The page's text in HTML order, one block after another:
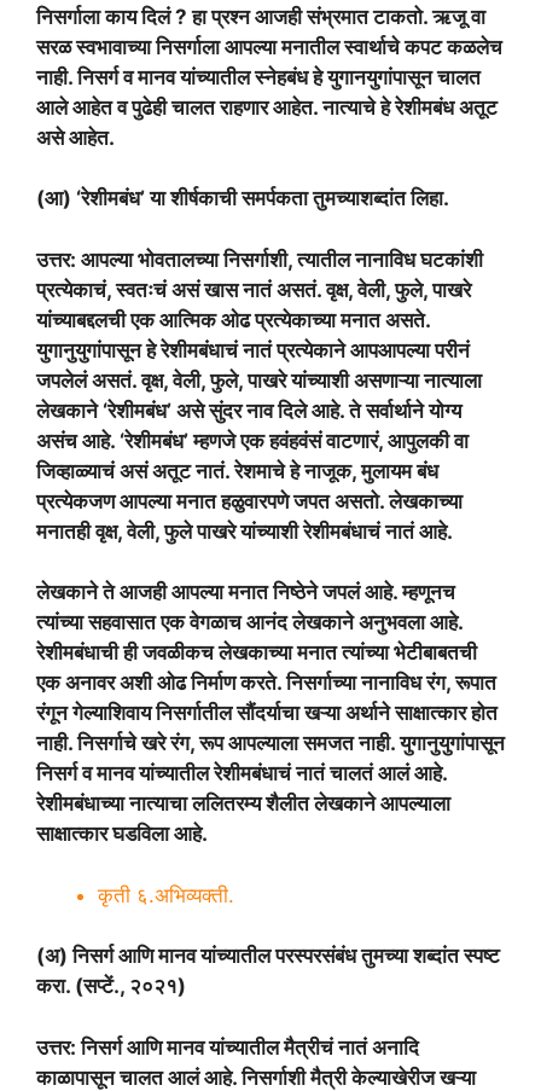
निसर्गाला काय दिलं ? हा प्रश्न आजही संभ्रमात टाकतो. ऋजू वा
सरळ स्वभावाच्या निसर्गाला आपल्या मनातील स्वार्थाचे कपट कळलेच
नाही. निसर्ग व मानव यांच्यातील स्नेहबंध हे युगानयुगांपासून चालत
आले आहेत व पुढेही चालत राहणार आहेत. नात्याचे हे रेशीमबंध अतूट
असे आहेत.
(आ) ‘रेशीमबंध’ या शीर्षकाची समर्पकता तुमच्याशब्दांत लिहा.
उत्तर: आपल्या भोवतालच्या निसर्गाशी, त्यातील नानाविध घटकांशी
प्रत्येकाचं, स्वतःचं असं खास नातं असतं. वृक्ष, वेली, फुले, पाखरे
यांच्याबद्दलची एक आत्मिक ओढ प्रत्येकाच्या मनात असते.
युगानुयुगांपासून हे रेशीमबंधाचं नातं प्रत्येकाने आपआपल्या परीनं
जपलेलं असतं. वृक्ष, वेली, फुले, पाखरे यांच्याशी असणाऱ्या नात्याला
लेखकाने ‘रेशीमबंध’ असे सुंदर नाव दिले आहे. ते सर्वार्थाने योग्य
असंच आहे. ‘रेशीमबंध’ म्हणजे एक हवंहवंसं वाटणारं, आपुलकी वा
जिव्हाळ्याचं असं अतूट नातं. रेशमाचे हे नाजूक, मुलायम बंध
प्रत्येकजण आपल्या मनात हळुवारपणे जपत असतो. लेखकाच्या
मनातही वृक्ष, वेली, फुले पाखरे यांच्याशी रेशीमबंधाचं नातं आहे.
लेखकाने ते आजही आपल्या मनात निष्ठेने जपलं आहे. म्हणूनच
त्यांच्या सहवासात एक वेगळाच आनंद लेखकाने अनुभवला आहे.
रेशीमबंधाची ही जवळीकच लेखकाच्या मनात त्यांच्या भेटीबाबतची
एक अनावर अशी ओढ निर्माण करते. निसर्गाच्या नानाविध रंग, रूपात
रंगून गेल्याशिवाय निसर्गातील सौंदर्याचा खऱ्या अर्थाने साक्षात्कार होत
नाही. निसर्गाचे खरे रंग, रूप आपल्याला समजत नाही. युगानुयुगांपासून
निसर्ग व मानव यांच्यातील रेशीमबंधाचं नातं चालतं आलं आहे.
रेशीमबंधाच्या नात्याचा ललितरम्य शैलीत लेखकाने आपल्याला
साक्षात्कार घडविला आहे.
कृती ६.अभिव्यक्ती.
(अ) निसर्ग आणि मानव यांच्यातील परस्परसंबंध तुमच्या शब्दांत स्पष्ट
करा. (सप्टें., २०२१)
उत्तर: निसर्ग आणि मानव यांच्यातील मैत्रीचं नातं अनादि
काळापासून चालत आलं आहे. निसर्गाशी मैत्री केल्याखेरीज खऱ्या